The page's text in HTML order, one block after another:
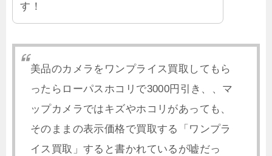
す！
美品のカメラをワンプライス買取してもら
ったらローパスホコリで3000円引き、、 マ
ップカメラではキズやホコリがあっても、
そのままの表示価格で買取する「ワンプラ
イス買取」すると書かれているが嘘だっ